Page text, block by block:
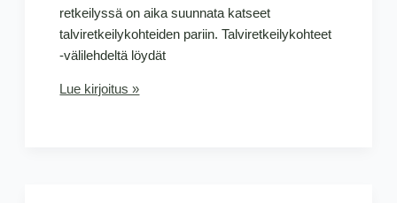
retkeilyssä on aika suunnata katseet
talviretkeilykohteiden pariin. Talviretkeilykohteet
-välilehdeltä löydät
Talviretkeilykausi
Lue kirjoitus »